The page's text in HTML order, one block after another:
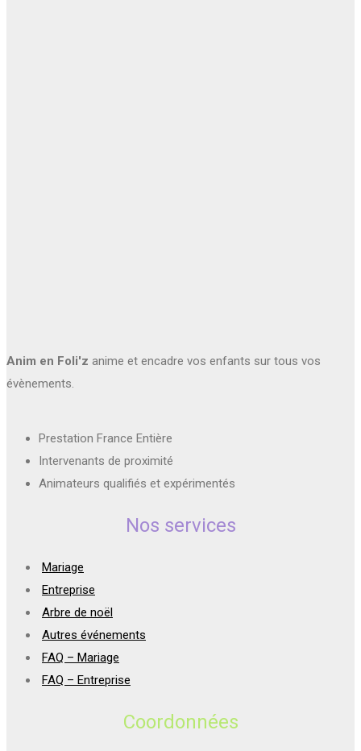
Anim en Foli'z anime et encadre vos enfants sur tous vos
évènements.
Prestation France Entière
Intervenants de proximité
Animateurs qualifiés et expérimentés
Nos services
Mariage
Entreprise
Arbre de noël
Autres événements
FAQ – Mariage
FAQ – Entreprise
Coordonnées